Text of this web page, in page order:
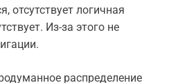
отсутствует логичная
Из-за этого не
распределение